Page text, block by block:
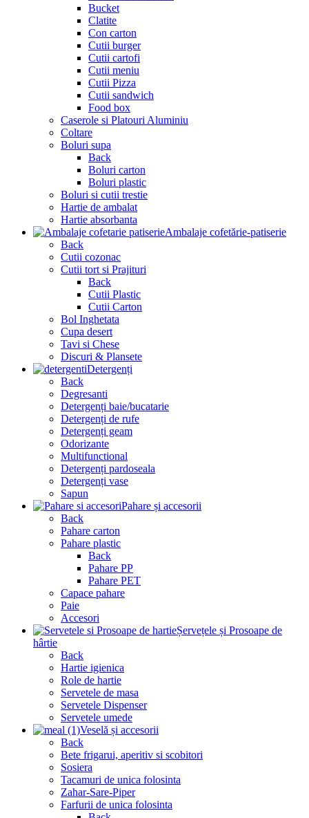
Bucket
Clatite
Con carton
Cutii burger
Cutii cartofi
Cutii meniu
Cutii Pizza
Cutii sandwich
Food box
Caserole si Platouri Aluminiu
Coltare
Boluri supa
Back
Boluri carton
Boluri plastic
Boluri si cutii trestie
Hartie de ambalat
Hartie absorbanta
Ambalaje cofetărie-patiserie
Back
Cutii cozonac
Cutii tort si Prajituri
Back
Cutii Plastic
Cutii Carton
Bol Inghetata
Cupa desert
Tavi si Chese
Discuri & Plansete
Detergenți
Back
Degresanti
Detergenți baie/bucatarie
Detergenți de rufe
Detergenți geam
Odorizante
Multifunctional
Detergenți pardoseala
Detergenți vase
Sapun
Pahare și accesorii
Back
Pahare carton
Pahare plastic
Back
Pahare PP
Pahare PET
Capace pahare
Paie
Accesori
Șervețele și Prosoape de
hârtie
Back
Hartie igienica
Role de hartie
Servetele de masa
Servetele Dispenser
Servetele umede
Veselă și accesorii
Back
Bete frigarui, aperitiv si scobitori
Sosiera
Tacamuri de unica folosinta
Zahar-Sare-Piper
Farfurii de unica folosinta